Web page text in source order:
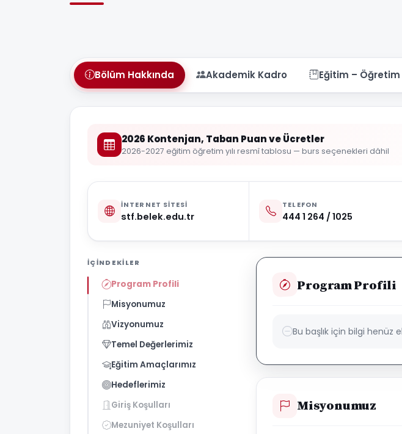
Bölüm Hakkında Akademik Kadro Eğitim – Öğretim
2026 Kontenjan, Taban Puan ve Ücretler
2026-2027 eğitim öğretim yılı resmî tablosu — burs seçenekleri dâhil
İNTERNET SITESI
stf.belek.edu.tr
TELEFON
444 1 264 / 1025
İÇINDEKILER
Program Profili
Misyonumuz
Vizyonumuz
Temel Değerlerimiz
Eğitim Amaçlarımız
Hedeflerimiz
Giriş Koşulları
Mezuniyet Koşulları
Program Profili
Bu başlık için bilgi henüz
Misyonumuz